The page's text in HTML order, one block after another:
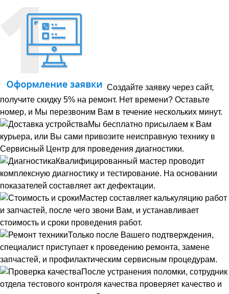
Создайте заявку через сайт,
получите скидку 5% на ремонт. Нет времени? Оставьте
номер, и Мы перезвоним Вам в течение нескольких минут.
Мы бесплатно присылаем к Вам
курьера, или Вы сами привозите неисправную технику в
Сервисный Центр для проведения диагностики.
Квалифицированный мастер проводит
комплексную диагностику и тестирование. На основании
показателей составляет акт дефектации.
Мастер составляет калькуляцию работ
и запчастей, после чего звони Вам, и устанавливает
стоимость и сроки проведения работ.
Только после Вашего подтверждения,
специалист приступает к проведению ремонта, замене
запчастей, и профилактическим сервисным процедурам.
После устранения поломки, сотрудник
отдела тестового контроля качества проверяет качество и